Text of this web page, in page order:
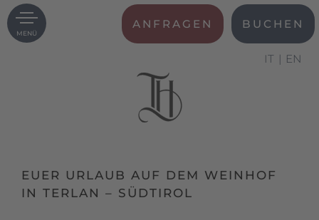
MENÜ
ANFRAGEN BUCHEN
IT EN
EUER URLAUB AUF DEM WEINHOF
IN TERLAN – SÜDTIROL